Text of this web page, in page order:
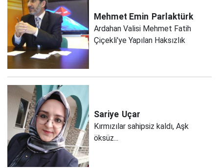
Mehmet Emin Parlaktürk
Ardahan Valisi Mehmet Fatih
Çiçekli'ye Yapılan Haksızlık
Sariye Uçar
Kırmızılar sahipsiz kaldı, Aşk
öksüz...